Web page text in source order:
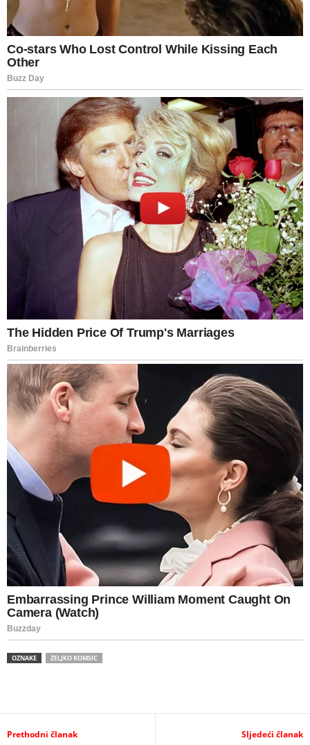
OZNAKE ZELJKO KOMSIC
Prethodni članak Sljedeći članak